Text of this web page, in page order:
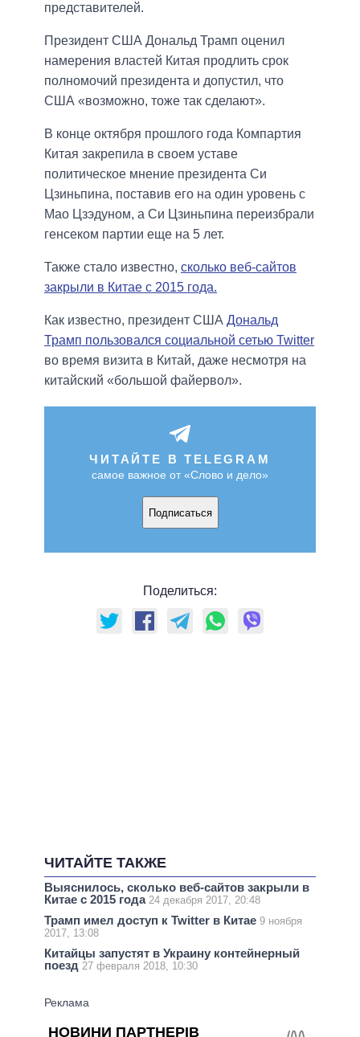
представителей.
Президент США Дональд Трамп оценил
намерения властей Китая продлить срок
полномочий президента и допустил, что
США «возможно, тоже так сделают».
В конце октября прошлого года Компартия
Китая закрепила в своем уставе
политическое мнение президента Си
Цзиньпина, поставив его на один уровень с
Мао Цзэдуном, а Си Цзиньпина переизбрали
генсеком партии еще на 5 лет.
Также стало известно, сколько веб-сайтов
закрыли в Китае с 2015 года.
Как известно, президент США Дональд
Трамп пользовался социальной сетью Twitter
во время визита в Китай, даже несмотря на
китайский «большой файервол».
ЧИТАЙТЕ В TELEGRAM
самое важное от «Слово и дело»
Подписаться
Поделиться:
ЧИТАЙТЕ ТАКЖЕ
Выяснилось, сколько веб-сайтов закрыли в
Китае с 2015 года 24 декабря 2017, 20:48
Трамп имел доступ к Twitter в Китае 9 ноября
2017, 13:08
Китайцы запустят в Украину контейнерный
поезд 27 февраля 2018, 10:30